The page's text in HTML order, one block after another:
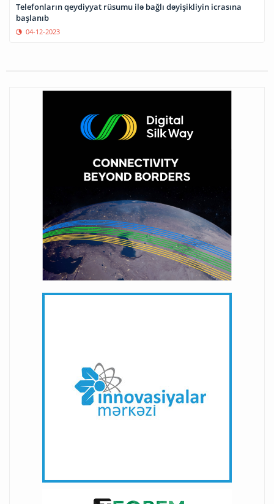
Telefonların qeydiyyat rüsumu ilə bağlı dəyişikliyin icrasına
başlanıb
04-12-2023